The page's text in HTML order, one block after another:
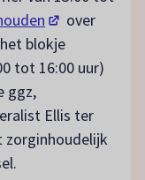
(opent in een
over
blokje
tot 16:00 uur)
ggz,
Ellis ter
zorginhoudelijk